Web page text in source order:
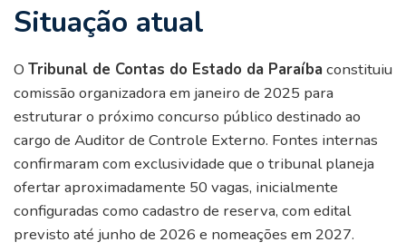
Situação atual
O Tribunal de Contas do Estado da Paraíba constituiu
comissão organizadora em janeiro de 2025 para
estruturar o próximo concurso público destinado ao
cargo de Auditor de Controle Externo. Fontes internas
confirmaram com exclusividade que o tribunal planeja
ofertar aproximadamente 50 vagas, inicialmente
configuradas como cadastro de reserva, com edital
previsto até junho de 2026 e nomeações em 2027.